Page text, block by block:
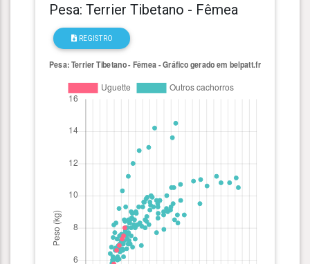
Pesa: Terrier Tibetano - Fêmea
REGISTRO